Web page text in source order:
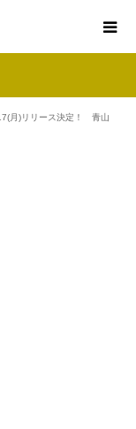
月)リリース決定！ 青山